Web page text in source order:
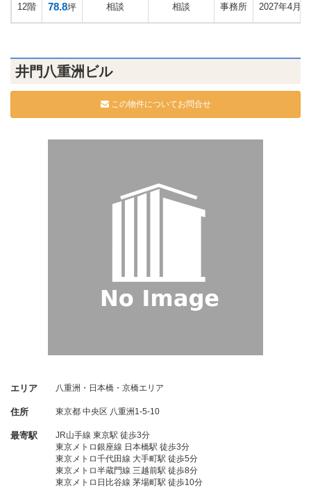
12階 78.8坪 相談 相談 事務所 2027年4月
井門八重洲ビル
この物件についてお問合せ
エリア 八重洲・日本橋・京橋エリア
住所 東京都 中央区 八重洲1-5-10
最寄駅
JR山手線 東京駅 徒歩3分
東京メトロ銀座線 日本橋駅 徒歩3分
東京メトロ千代田線 大手町駅 徒歩5分
東京メトロ半蔵門線 三越前駅 徒歩8分
東京メトロ日比谷線 茅場町駅 徒歩10分